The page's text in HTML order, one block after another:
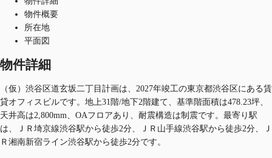
物件概要
所在地
平面図
物件詳細
（仮）渋谷区道玄坂二丁目計画は、2027年竣工の東京都渋谷区にある賃
貸オフィスビルです。地上31階/地下2階建て、基準階面積は478.23坪、
天井高は2,800mm、OAフロアあり、耐震構造は制震です。最寄り駅
は、ＪＲ埼京線渋谷駅から徒歩2分、ＪＲ山手線渋谷駅から徒歩2分、Ｊ
Ｒ湘南新宿ライン渋谷駅から徒歩2分です。